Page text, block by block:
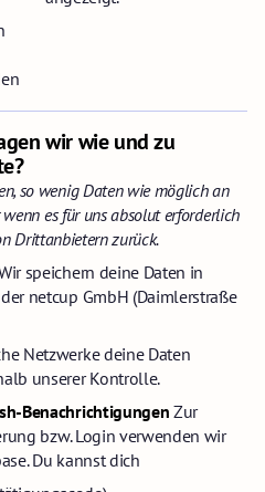
wir wie und zu
so wenig Daten wie möglich an
es für uns absolut erforderlich
Drittanbietern zurück.
speichern deine Daten in
netcup GmbH (Daimlerstraße
Netzwerke deine Daten
unserer Kontrolle.
Benachrichtigungen Zur
bzw. Login verwenden wir
Du kannst dich